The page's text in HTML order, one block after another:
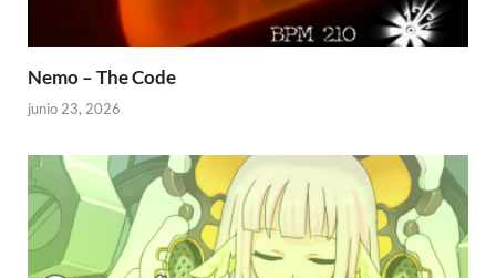
Nemo – The Code
junio 23, 2026